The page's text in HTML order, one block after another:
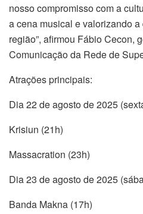
nosso compromisso com a
a cena musical e valorizando
região”, afirmou Fábio Cecon,
Comunicação da Rede de
Atrações principais:
Dia 22 de agosto de 2025
Krisiun (21h)
Massacration (23h)
Dia 23 de agosto de 2025
Banda Makna (17h)